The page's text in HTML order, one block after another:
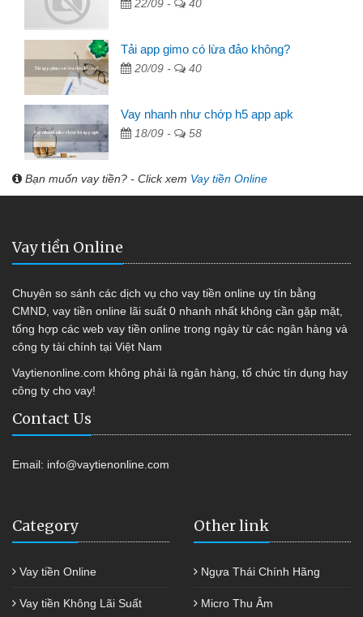
22/09 - 40
Tải app gimo có lừa đảo không?
20/09 - 40
Vay nhanh như chớp h5 app apk
18/09 - 58
Bạn muốn vay tiền? - Click xem Vay tiền Online
Vay tiền Online
Chuyên so sánh các dịch vụ cho vay tiền online uy tín bằng
CMND, vay tiền online lãi suất 0 nhanh nhất không cần gặp mặt,
tổng hợp các web vay tiền online trong ngày từ các ngân hàng và
công ty tài chính tại Việt Nam
Vaytienonline.com không phải là ngân hàng, tổ chức tín dụng hay
công ty cho vay!
Contact Us
Email: info@vaytienonline.com
Category
Vay tiền Online
Vay tiền Không Lãi Suất
Other link
Ngựa Thái Chính Hãng
Micro Thu Âm